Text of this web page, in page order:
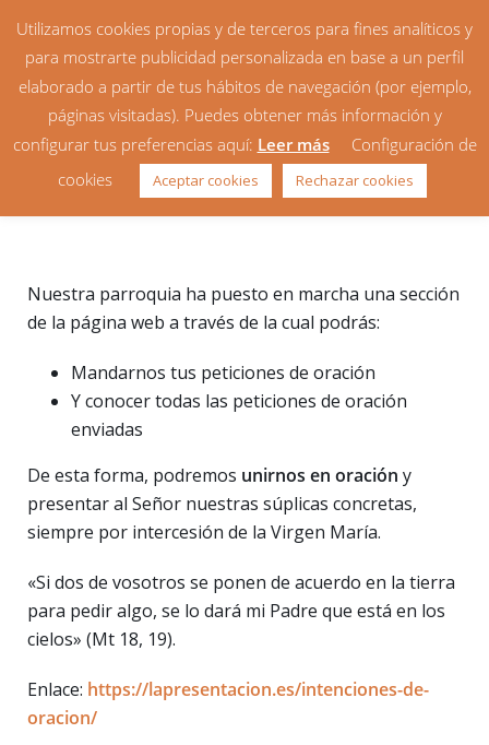
Envíanos tus intenciones de
Nuestra parroquia ha puesto en marcha una sección
de la página web a través de la cual podrás:
Mandarnos tus peticiones de oración
Y conocer todas las peticiones de oración
enviadas
De esta forma, podremos unirnos en oración y
presentar al Señor nuestras súplicas concretas,
siempre por intercesión de la Virgen María.
«Si dos de vosotros se ponen de acuerdo en la tierra
para pedir algo, se lo dará mi Padre que está en los
cielos» (Mt 18, 19).
Enlace: https://lapresentacion.es/intenciones-de-
oracion/
Utilizamos cookies propias y de terceros para fines analíticos y
para mostrarte publicidad personalizada en base a un perfil
elaborado a partir de tus hábitos de navegación (por ejemplo,
páginas visitadas). Puedes obtener más información y
configurar tus preferencias aquí: Leer más
Configuración de
cookies
Aceptar cookies Rechazar cookies